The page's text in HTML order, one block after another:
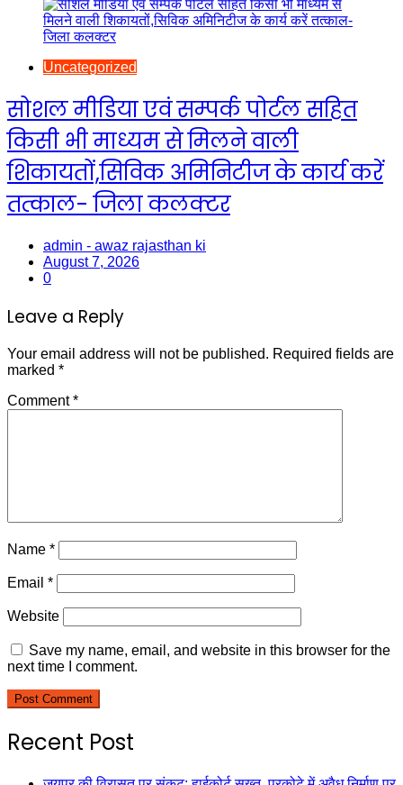
Uncategorized
सोशल मीडिया एवं सम्पर्क पोर्टल सहित
किसी भी माध्यम से मिलने वाली
शिकायतों,सिविक अमिनिटीज के कार्य करें
तत्काल- जिला कलक्टर
admin - awaz rajasthan ki
August 7, 2026
0
Leave a Reply
Your email address will not be published. Required fields are
marked *
Comment*
Name *
Email *
Website
Save my name, email, and website in this browser for the
next time I comment.
Recent Post